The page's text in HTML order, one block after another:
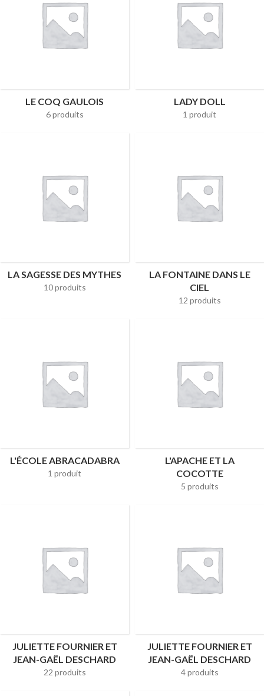
LE COQ GAULOIS
6 produits
LADY DOLL
1 produit
LA SAGESSE DES MYTHES
10 produits
LA FONTAINE DANS LE
CIEL
12 produits
L'ÉCOLE ABRACADABRA
1 produit
L'APACHE ET LA
COCOTTE
5 produits
JULIETTE FOURNIER ET
JEAN-GAËL DESCHARD
22 produits
JULIETTE FOURNIER ET
JEAN-GAËL DESCHARD
4 produits